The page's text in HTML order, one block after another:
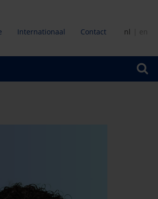
Internationaal Contact nl en